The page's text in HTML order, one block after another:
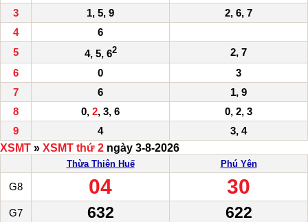
3 1, 5, 9
2, 6, 7
4
6
5
4, 5, 62
2, 7
6
0
3
7
6
1, 9
8
0, 2, 3, 6
0, 2, 3
9
4
3, 4
XSMT » XSMT thứ 2 ngày 3-8-2026
Thừa Thiên Huế Phú Yên
G8 04 30
G7 632 622